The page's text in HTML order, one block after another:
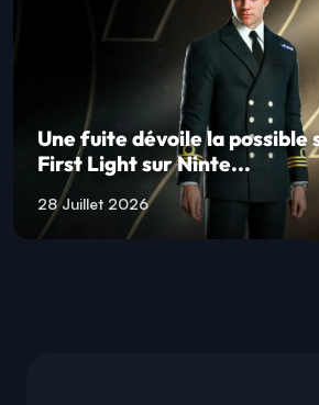
Une fuite dévoile la possible
First Light sur Ninte...
28 Juillet 2026